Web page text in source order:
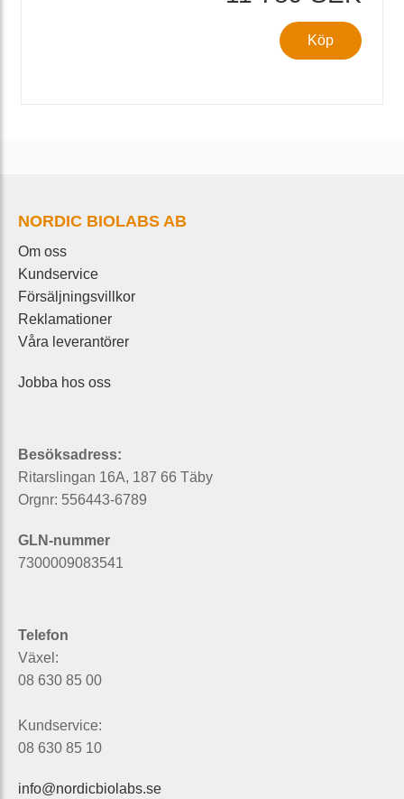
Köp
NORDIC BIOLABS AB
Om oss
Kundservice
Försäljningsvillkor
Reklamationer
Våra leverantörer
Jobba hos oss
Besöksadress:
Ritarslingan 16A, 187 66 Täby
Orgnr: 556443-6789
GLN-nummer
7300009083541
Telefon
Växel:
08 630 85 00
Kundservice:
08 630 85 10
info@nordicbiolabs.se